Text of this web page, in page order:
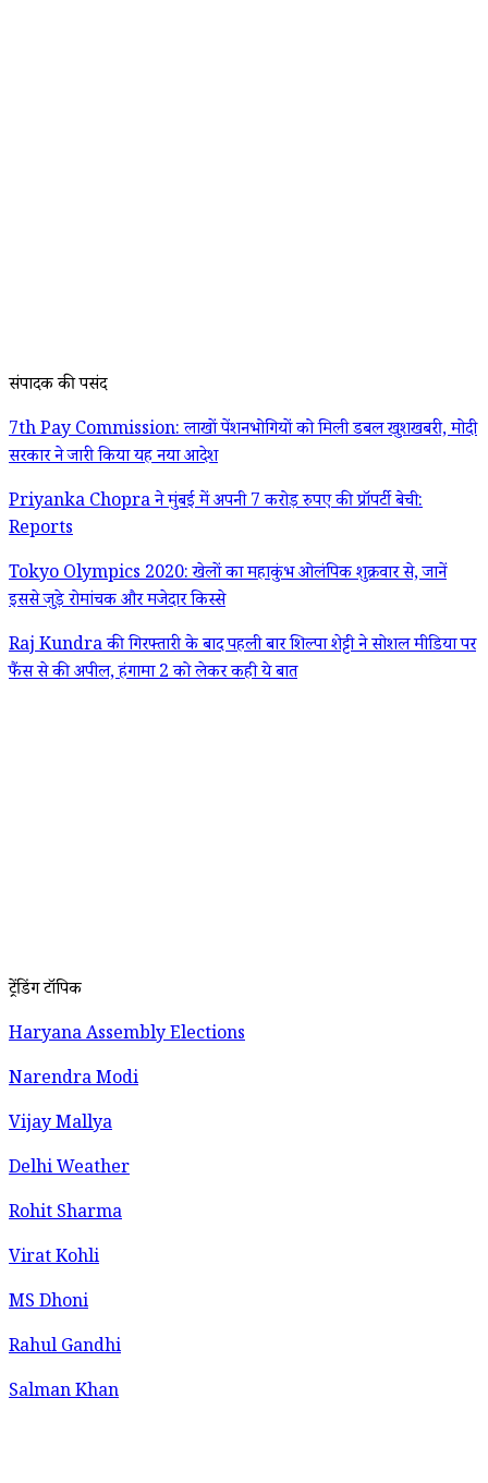
संपादक की पसंद
7th Pay Commission: लाखों पेंशनभोगियों को मिली डबल खुशखबरी, मोदी
सरकार ने जारी किया यह नया आदेश
Priyanka Chopra ने मुंबई में अपनी 7 करोड़ रुपए की प्रॉपर्टी बेची:
Reports
Tokyo Olympics 2020: खेलों का महाकुंभ ओलंपिक शुक्रवार से, जानें
इससे जुड़े रोमांचक और मजेदार किस्से
Raj Kundra की गिरफ्तारी के बाद पहली बार शिल्पा शेट्टी ने सोशल मीडिया पर
फैंस से की अपील, हंगामा 2 को लेकर कही ये बात
ट्रेंडिंग टॉपिक
Haryana Assembly Elections
Narendra Modi
Vijay Mallya
Delhi Weather
Rohit Sharma
Virat Kohli
MS Dhoni
Rahul Gandhi
Salman Khan